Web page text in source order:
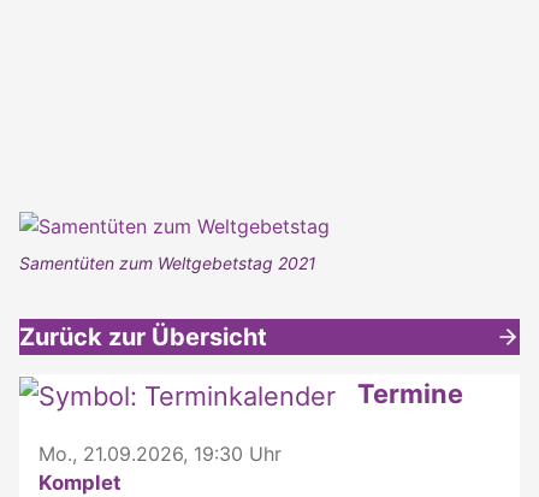
Samentüten zum Weltgebetstag 2021
Zurück zur Übersicht
Weitere interessante Inhalte Termine
Mo., 21.09.2026, 19:30 Uhr
Komplet